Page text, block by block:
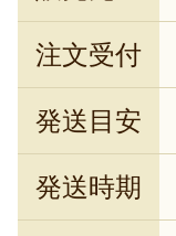
注文受付
発送目安
発送時期